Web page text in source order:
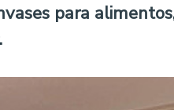
para